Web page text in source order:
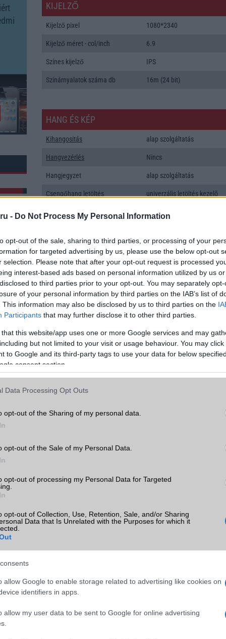
- Do Not Process My Personal Information
opt-out of the sale, sharing to third parties, or processing of your
for targeted advertising by us, please use the below opt-out
selection. Please note that after your opt-out request is processed
interest-based ads based on personal information utilized by us
to third parties prior to your opt-out. You may separately
of your personal information by third parties on the IAB’s list of
This information may also be disclosed by us to third parties on the
Participants that may further disclose it to other third parties.
that this website/app uses one or more Google services and may
but not limited to your visit or usage behaviour. You may
to Google and its third-party tags to use your data for below
consent section.
Data Processing Opt Outs
opt-out of the Sharing of my personal data.
opt-out of the Sale of my Personal Data.
opt-out of processing my Personal Data for Targeted
opt-out of Collection, Use, Retention, Sale, and/or Sharing
Data that Is Unrelated with the Purposes for which it
allow Google to enable storage related to advertising like cookies on
identifiers in apps.
allow my user data to be sent to Google for online advertising
7
KIJELZŐ
Kijelző pixel 1080*2340
Kijelző méret - col/inch 6.9
Színes kijelző IPS
Színárnyalatok száma db 16m (24 bit)
HANG ÉS KÉP
Kihangositás alap szolgáltatás
Hangvezérlés Nincs
Hangjegyzet alap szolgáltatás
Csengőhang letöltés univerzális letöltés kezelõ
Polifonia MIDI
Rádió
Kamera 2x
Max. kamera felbontás (több
kamera esetén)
50 Mpixel
Video lejátszás 1080p HD lejátszó
MEMÓRIA ÉS TÁRHELY
Telefonkönyv db dinamikus
Min. háttértár
GPRS
WAP 5HTML
MMS Nincs
Wi-Fi (alap)
Wi-Fi Direct Nincs